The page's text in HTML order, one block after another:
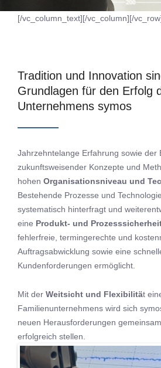
[/vc_column_text][/vc_column][/
Tradition und Innovation
Grundlagen für den Erfolg
Unternehmens symos
Jahrzehntelange Erfahrung sowie der
zukunftsweisender Konzepte und
hohen Organisationsniveau und
Bestehende Prozesse und
systematisch hinterfragt und
eine Produkt- und
fehlerfreie, termingerechte und
Auftragsabwicklung sowie eine
Kundenforderungen ermöglicht.
Mit der Weitsicht und Flexibilität
Familienunternehmens wird sich
neuen Herausforderungen
erfolgreich stellen.